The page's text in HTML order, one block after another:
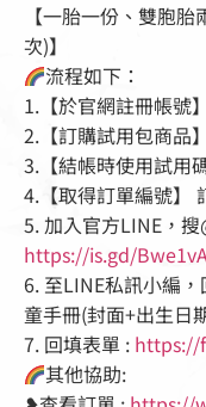
【一胎一份、雙胞
次)】
流程如下：
1.【於官網註冊帳號】
2.【訂購試用包商品】
3.【結帳時使用試用
4.【取得訂單編號】
5. 加入官方LINE，
https://is.gd/
6. 至LINE私訊小編
童手冊(封面+出生日
7. 回填表單 : https://
其他協助: